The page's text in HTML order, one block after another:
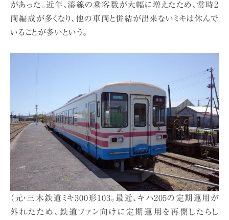
があった。近年、湊線の乗客数が大幅に増えたため、常時2
両編成が多くなり、他の車両と併結が出来ないミキは休んで
いることが多いという。
（元・三木鉄道ミキ300形103。最近、キハ205の定期運用が
外れたため、鉄道ファン向けに定期運用を再開したらし